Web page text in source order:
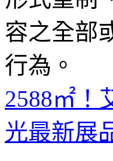
容之全部
行為。
2588㎡！
光最新展